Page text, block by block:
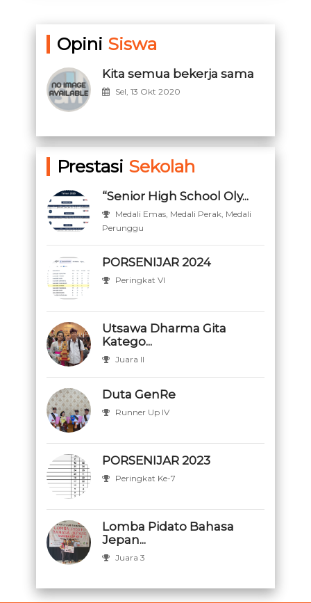
Opini Siswa
Kita semua bekerja sama
Sel, 13 Okt 2020
Prestasi Sekolah
“Senior High School Oly...
Medali Emas, Medali Perak, Medali
Perunggu
PORSENIJAR 2024
Peringkat VI
Utsawa Dharma Gita
Katego...
Juara II
Duta GenRe
Runner Up IV
PORSENIJAR 2023
Peringkat Ke-7
Lomba Pidato Bahasa
Jepan...
Juara 3